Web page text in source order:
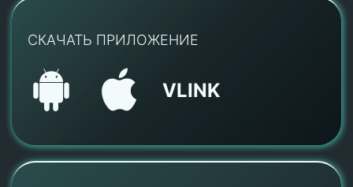
СКАЧАТЬ ПРИЛОЖЕНИЕ
VLINK